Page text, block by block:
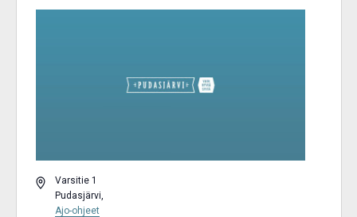
OsoiteVarsitie 1
Pudasjärvi,
Ajo-ohjeet